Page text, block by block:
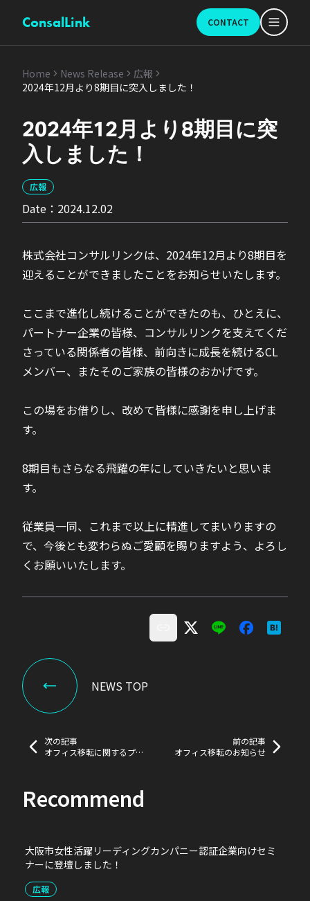
ConsalLink CONTACT
Home News Release
広報
2024年12月より8期目に突入しました！
2024年12月より8期目に突
入しました！
広報
Date： 2024.12.02
株式会社コンサルリンクは、2024年12月より8期目を
迎えることができましたことをお知らせいたします。
ここまで進化し続けることができたのも、ひとえに、
パートナー企業の皆様、コンサルリンクを支えてくだ
さっている関係者の皆様、前向きに成長を続けるCL
メンバー、またそのご家族の皆様のおかげです。
この場をお借りし、改めて皆様に感謝を申し上げま
す。
8期目もさらなる飛躍の年にしていきたいと思いま
す。
従業員一同、これまで以上に精進してまいりますの
で、今後とも変わらぬご愛顧を賜りますよう、よろし
くお願いいたします。
NEWS TOP
次の記事
オフィス移転に関するプレ
前の記事
オフィス移転のお知らせ
Recommend
大阪市女性活躍リーディングカンパニー認証企業向けセミ
ナーに登壇しました！
広報